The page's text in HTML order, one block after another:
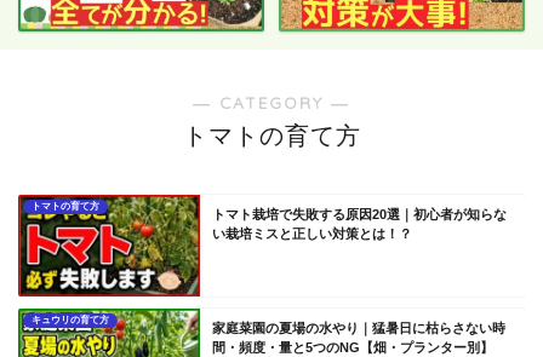
― CATEGORY ―
トマトの育て方
トマトの育て方
トマト栽培で失敗する原因20選｜初心者が知らな
い栽培ミスと正しい対策とは！？
キュウリの育て方
家庭菜園の夏場の水やり｜猛暑日に枯らさない時
間・頻度・量と5つのNG【畑・プランター別】